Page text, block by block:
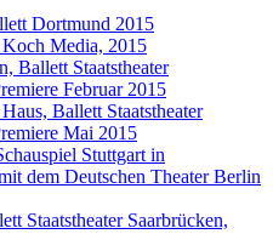
Dortmund 2015
Media, 2015
Ballett Staatstheater
Februar 2015
Ballett Staatstheater
Mai 2015
Stuttgart in
dem Deutschen Theater Berlin
Staatstheater Saarbrücken,